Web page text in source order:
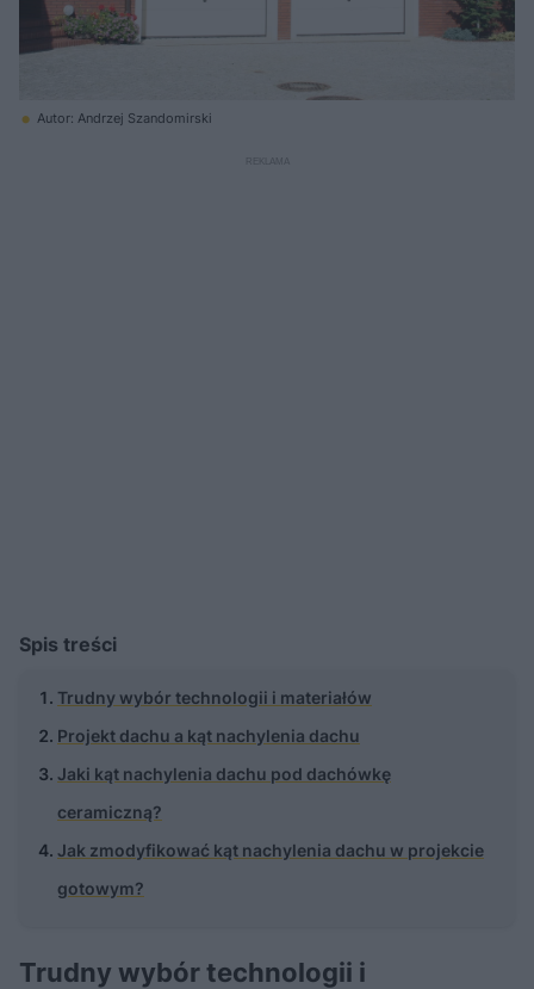
Autor: Andrzej Szandomirski
Spis treści
Trudny wybór technologii i materiałów
Projekt dachu a kąt nachylenia dachu
Jaki kąt nachylenia dachu pod dachówkę
ceramiczną?
Jak zmodyfikować kąt nachylenia dachu w projekcie
gotowym?
Trudny wybór technologii i